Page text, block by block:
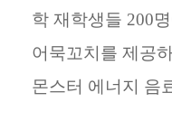
학 재학생들 200
어묵꼬치를 제공
몬스터 에너지 음